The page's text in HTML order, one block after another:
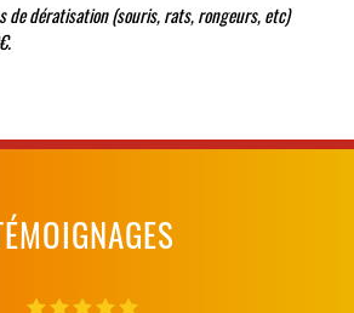
de dératisation (souris, rats, rongeurs, etc)